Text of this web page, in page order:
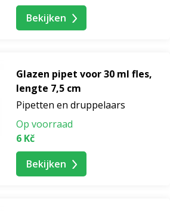
Bekijken
Glazen pipet voor 30 ml fles,
lengte 7,5 cm
Pipetten en druppelaars
Op voorraad
6 Kč
Bekijken